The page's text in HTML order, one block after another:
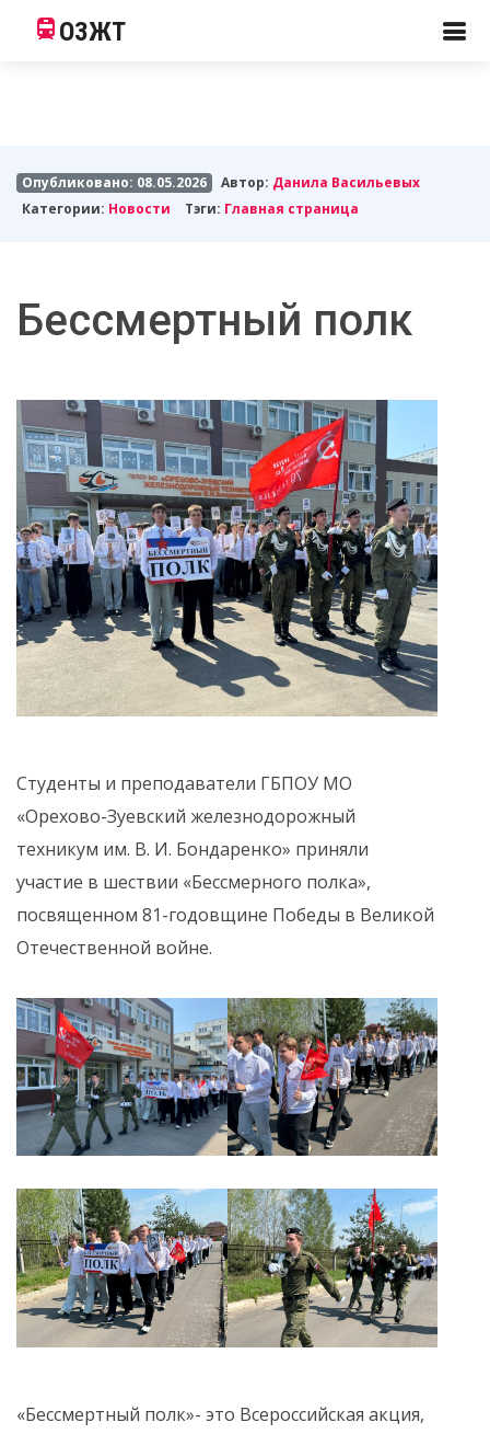
ОЗЖТ
Опубликовано: 08.05.2026 Автор: Данила Васильевых
Категории: Новости Тэги: Главная страница
Бессмертный полк
Студенты и преподаватели ГБПОУ МО
«Орехово-Зуевский железнодорожный
техникум им. В. И. Бондаренко» приняли
участие в шествии «Бессмерного полка»,
посвященном 81-годовщине Победы в Великой
Отечественной войне.
«Бессмертный полк»- это Всероссийская акция,